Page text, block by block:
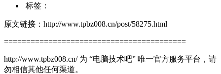
标签：
原文链接：http://www.tpbz008.cn/post/58275.html
=========================================
http://www.tpbz008.cn/ 为 “电脑技术吧” 唯一官方服务平台，请
勿相信其他任何渠道。